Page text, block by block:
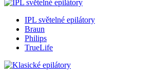
IPL světelné epilátory
Braun
Philips
TrueLife